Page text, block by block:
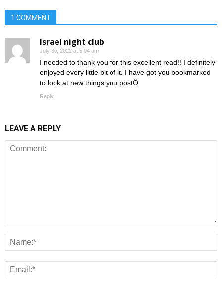
1 COMMENT
Israel night club
July 30, 2022 at 5:04 am
I needed to thank you for this excellent read!! I definitely
enjoyed every little bit of it. I have got you bookmarked
to look at new things you postÖ
Reply
LEAVE A REPLY